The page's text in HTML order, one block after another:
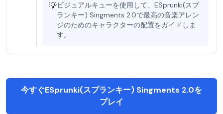
💡ビジュアルキューを使用して、ESprunki(スプ
ランキー) Singments 2.0で最高の音楽アレン
ジのためのキャラクターの配置をガイドしま
す。
今すぐESprunki(スプランキー) Singments 2.0を
プレイ